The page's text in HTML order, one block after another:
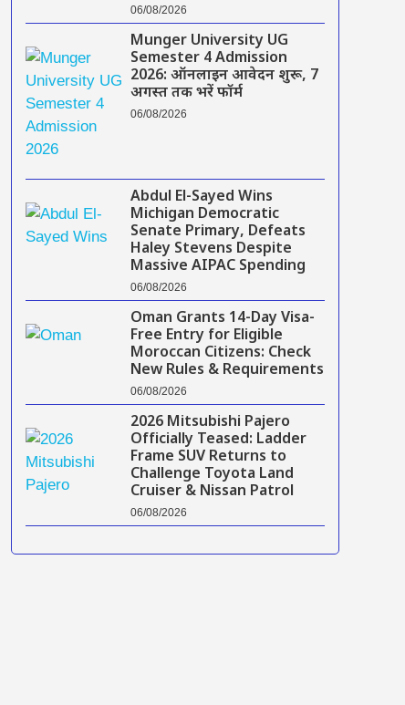
06/08/2026
Munger University UG
Semester 4 Admission
2026: ऑनलाइन आवेदन शुरू, 7
अगस्त तक भरें फॉर्म
06/08/2026
Abdul El-Sayed Wins
Michigan Democratic
Senate Primary, Defeats
Haley Stevens Despite
Massive AIPAC Spending
06/08/2026
Oman Grants 14-Day Visa-
Free Entry for Eligible
Moroccan Citizens: Check
New Rules & Requirements
06/08/2026
2026 Mitsubishi Pajero
Officially Teased: Ladder
Frame SUV Returns to
Challenge Toyota Land
Cruiser & Nissan Patrol
06/08/2026